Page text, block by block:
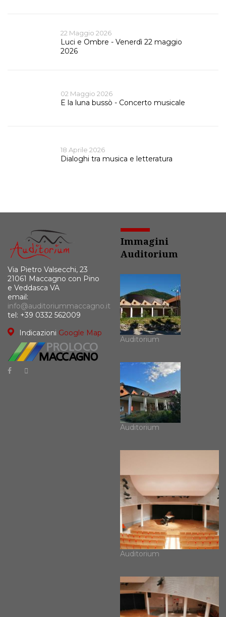
22 Maggio 2026
Luci e Ombre - Venerdì 22 maggio
2026
02 Maggio 2026
E la luna bussò - Concerto musicale
18 Aprile 2026
Dialoghi tra musica e letteratura
Via Pietro Valsecchi, 23
21061 Maccagno con Pino
e Veddasca VA
email:
info@auditoriummaccagno.it
tel: +39 0332 562009
Indicazioni Google Map
Immagini
Auditorium
Auditorium
Auditorium
Auditorium